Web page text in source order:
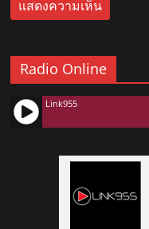
Radio Online
Link955